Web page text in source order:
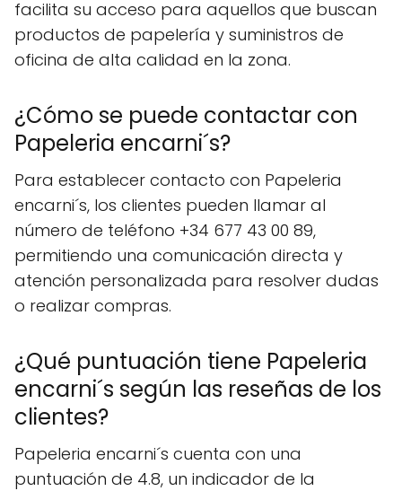
facilita su acceso para aquellos que buscan
productos de papelería y suministros de
oficina de alta calidad en la zona.
¿Cómo se puede contactar con
Papeleria encarni´s?
Para establecer contacto con Papeleria
encarni´s, los clientes pueden llamar al
número de teléfono +34 677 43 00 89,
permitiendo una comunicación directa y
atención personalizada para resolver dudas
o realizar compras.
¿Qué puntuación tiene Papeleria
encarni´s según las reseñas de los
clientes?
Papeleria encarni´s cuenta con una
puntuación de 4.8, un indicador de la